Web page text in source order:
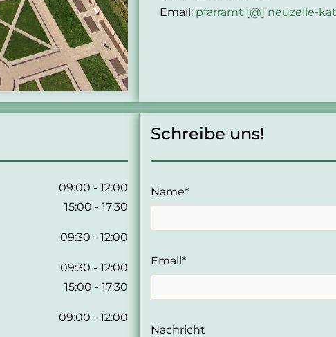
Email: pfarramt [@] neuzelle-
09:00 - 12:00
15:00 - 17:30
09:30 - 12:00
09:30 - 12:00
15:00 - 17:30
09:00 - 12:00
Schreibe uns!
Name*
Email*
Nachricht